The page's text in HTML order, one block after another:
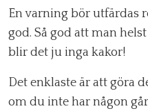
En varning bör utfärdas
god. Så god att man
blir det ju inga kakor!
Det enklaste är att göra
om du inte har någon